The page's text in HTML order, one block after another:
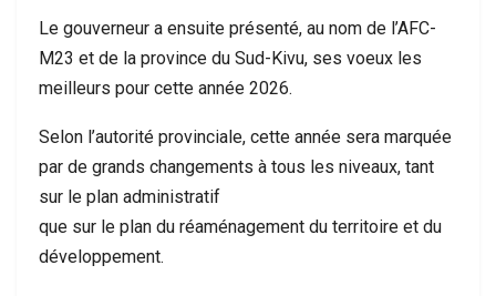
Le gouverneur a ensuite présenté, au nom de l’AFC-
M23 et de la province du Sud-Kivu, ses voeux les
meilleurs pour cette année 2026.
Selon l’autorité provinciale, cette année sera marquée
par de grands changements à tous les niveaux, tant
sur le plan administratif
que sur le plan du réaménagement du territoire et du
développement.